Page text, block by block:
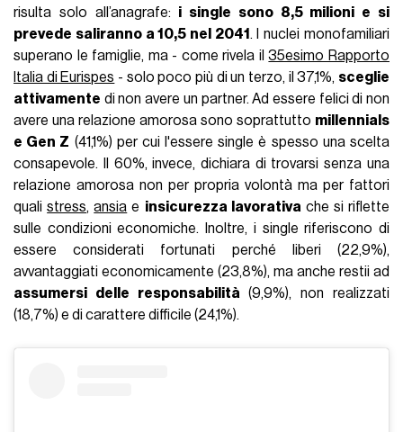
risulta solo all’anagrafe: i single sono 8,5 milioni e si
prevede saliranno a 10,5 nel 2041 . I nuclei monofamiliari
superano le famiglie, ma - come rivela il35esimo Rapporto
Italia di Eurispes - solo poco più di un terzo, il 37,1%, sceglie
attivamente di non avere un partner. Ad essere felici di non
avere una relazione amorosa sono soprattutto millennials
e Gen Z (41,1%) per cui l'essere single è spesso una scelta
consapevole. Il 60%, invece, dichiara di trovarsi senza una
relazione amorosa non per propria volontà ma per fattori
qualistress,ansia e insicurezza lavorativache si riflette
sulle condizioni economiche. Inoltre, i single riferiscono di
essere considerati fortunati perché liberi (22,9%),
avvantaggiati economicamente (23,8%), ma anche restii ad
assumersi delle responsabilità(9,9%), non realizzati
(18,7%) e di carattere difficile (24,1%).